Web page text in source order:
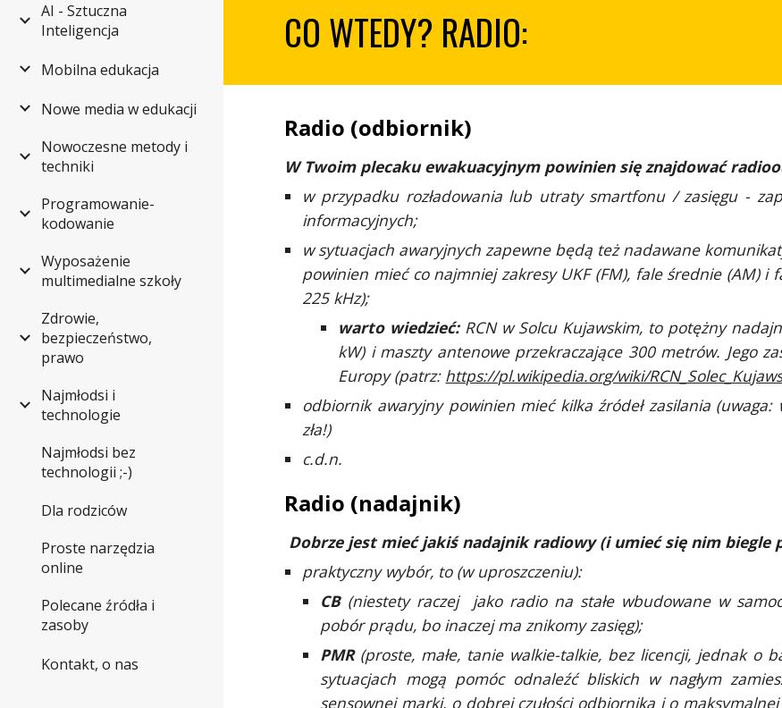
AI - Sztuczna
Inteligencja
Mobilna edukacja
Nowe media w edukacji
Nowoczesne metody i
techniki
Programowanie-
kodowanie
Wyposażenie
multimedialne szkoły
Zdrowie,
bezpieczeństwo,
prawo
Najmłodsi i
technologie
Najmłodsi bez
technologii ;-)
Dla rodziców
Proste narzędzia
online
Polecane źródła i
zasoby
Kontakt, o nas
CO WTEDY? RADIO:
Radio (odbiornik)
W Twoim plecaku ewakuacyjnym powinien się znajdować
w przypadku rozładowania lub utraty smartfonu / zasięgu -
informacyjnych;
w sytuacjach awaryjnych zapewne będą też nadawane
powinien mieć co najmniej zakresy UKF (FM), fale średnie (AM) i
225 kHz);
warto wiedzieć:RCN w Solcu Kujawskim, to potężny
kW) i maszty antenowe przekraczające 300 metrów. Jego
Europy (patrz: https://pl.wikipedia.org/wiki/
odbiornik awaryjny powinien mieć kilka źródeł zasilania
zła!)
c.d.n.
Radio (nadajnik)
Dobrze jest mieć jakiś nadajnik radiowy (i umieć się nim biegle
praktyczny wybór, to (w uproszczeniu):
CB(niestety raczej jako radio na stałe wbudowane w
pobór prądu, bo inaczej ma znikomy zasięg);
PMR(proste, małe, tanie walkie-talkie, bez licencji, jednak o
sytuacjach mogą pomóc odnaleźć bliskich w nagłym
sensownej marki, o dobrej czułości odbiornika i o